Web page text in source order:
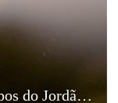
Fotografia Pré-Wedding em Campos do Jordão, São Paulo, Leandro e Giovanna